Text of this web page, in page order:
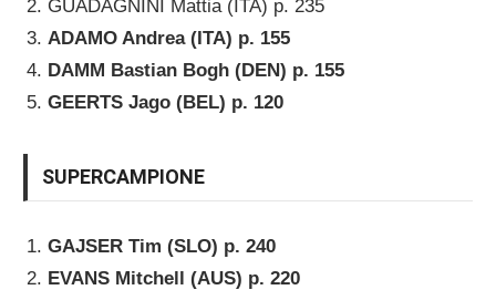
GUADAGNINI Mattia (ITA) p. 235
ADAMO Andrea (ITA) p. 155
DAMM Bastian Bogh (DEN) p. 155
GEERTS Jago (BEL) p. 120
SUPERCAMPIONE
GAJSER Tim (SLO) p. 240
EVANS Mitchell (AUS) p. 220